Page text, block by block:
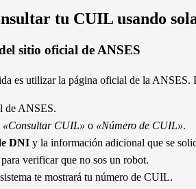
tu CUIL usando
sitio oficial de ANSES
es utilizar la página oficial de la ANSES.
de ANSES.
«Consultar CUIL» o «Número de CUIL».
DNI y la información adicional que se
verificar que no sos un robot.
te mostrará tu número de CUIL.